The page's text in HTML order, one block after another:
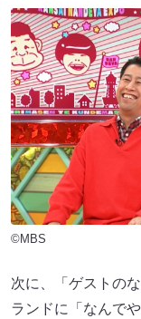
©MBS
次に、「ゲストの
ランドに「なんで